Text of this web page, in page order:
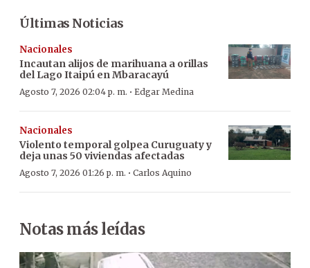
Últimas Noticias
Nacionales
Incautan alijos de marihuana a orillas
del Lago Itaipú en Mbaracayú
Agosto 7, 2026 02:04 p. m. · Edgar Medina
Nacionales
Violento temporal golpea Curuguaty y
deja unas 50 viviendas afectadas
Agosto 7, 2026 01:26 p. m. · Carlos Aquino
Notas más leídas